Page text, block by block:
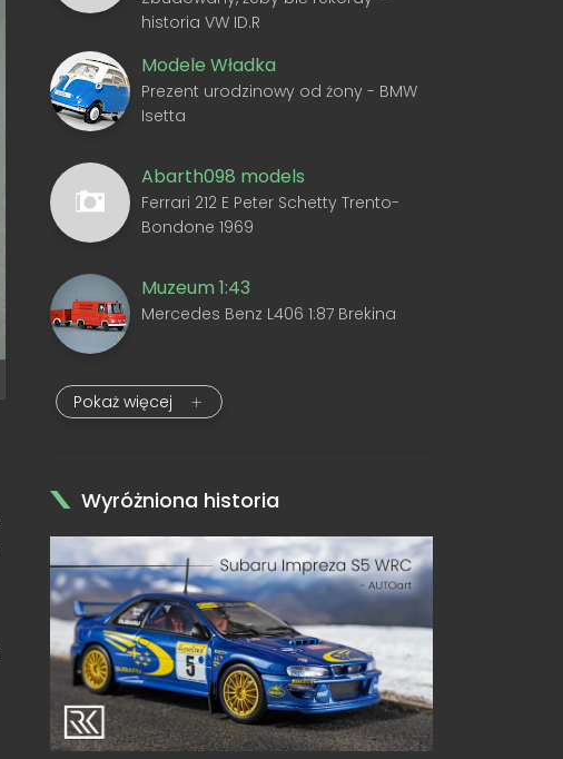
historia VW ID.R
Modele Władka
Prezent urodzinowy od żony - BMW
Isetta
Abarth098 models
Ferrari 212 E Peter Schetty Trento-
Bondone 1969
Muzeum 1:43
Mercedes Benz L406 1:87 Brekina
Pokaż więcej
Wyróżniona historia